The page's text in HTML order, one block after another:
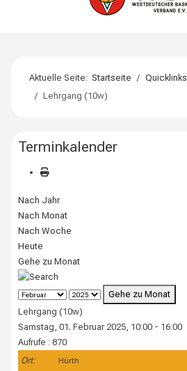
Aktuelle Seite:Startseite Quicklinks
Lehrgang (10w)
Terminkalender
Nach Jahr
Nach Monat
Nach Woche
Heute
Gehe zu Monat
Gehe zu Monat
Lehrgang (10w)
Samstag, 01. Februar 2025, 10:00 - 16:00
Aufrufe : 870
Ort:
Hürth